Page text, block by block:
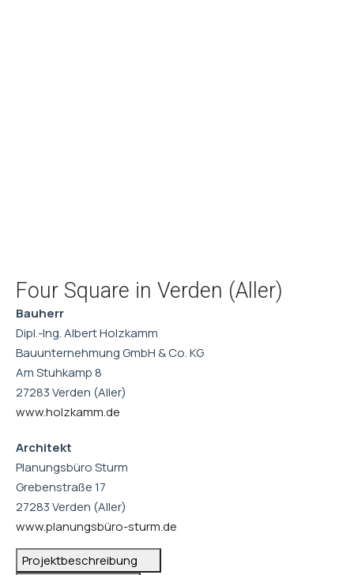
Four Square in Verden (Aller)
Bauherr
Dipl.-Ing. Albert Holzkamm
Bauunternehmung GmbH & Co. KG
Am Stuhkamp 8
27283 Verden (Aller)
www.holzkamm.de
Architekt
Planungsbüro Sturm
Grebenstraße 17
27283 Verden (Aller)
www.planungsbüro-sturm.de
Projektbeschreibung